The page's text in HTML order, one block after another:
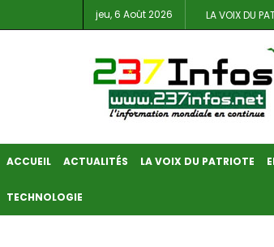
jeu, 6 Août 2026 LA VOIX DU
ACCUEIL ACTUALITÉS LA VOIX DU PATRIOTE
TECHNOLOGIE